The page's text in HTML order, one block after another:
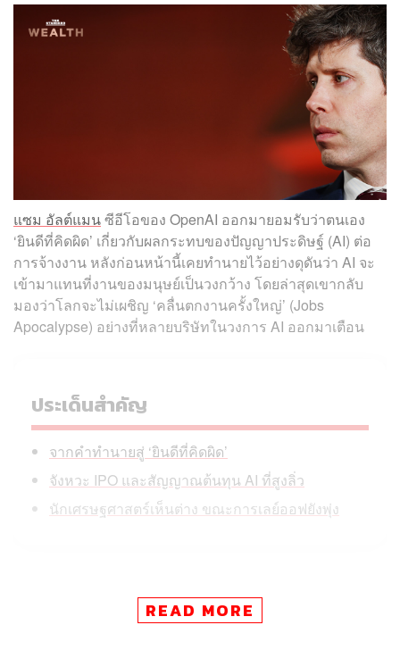
แซม อัลต์แมนซีอีโอของ OpenAI ออกมายอมรับว่าตนเอง
‘ยินดีที่คิดผิด’ เกี่ยวกับผลกระทบของปัญญาประดิษฐ์ (AI) ต่อ
การจ้างงาน หลังก่อนหน้านี้เคยทำนายไว้อย่างดุดันว่า AI จะ
เข้ามาแทนที่งานของมนุษย์เป็นวงกว้าง โดยล่าสุดเขากลับ
มองว่าโลกจะไม่เผชิญ ‘คลื่นตกงานครั้งใหญ่’ (Jobs
Apocalypse) อย่างที่หลายบริษัทในวงการ AI ออกมาเตือน
ประเด็นสำคัญ
จากคำทำนายสู่ ‘ยินดีที่คิดผิด’
จังหวะ IPO และสัญญาณต้นทุน AI ที่สูงลิ่ว
นักเศรษฐศาสตร์เห็นต่าง ขณะการเลย์ออฟยังพุ่ง
“ผมไม่คิดว่าเราจะเจอภาวะคนตกงานครั้งใหญ่แบบที่บาง
บริษัทในวงการของเราพูดถึงกัน” อัลต์แมนกล่าวผ่านการ
READ MORE